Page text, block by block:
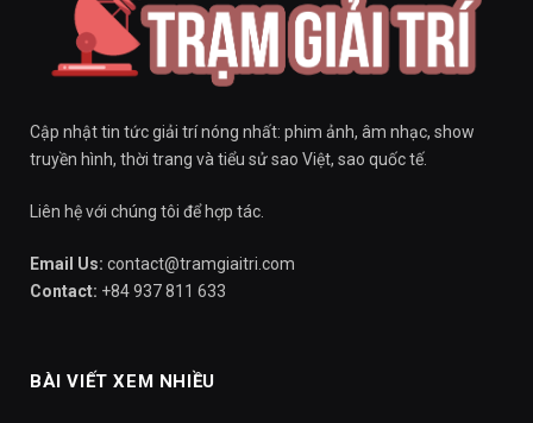
Cập nhật tin tức giải trí nóng nhất: phim ảnh, âm nhạc, show
truyền hình, thời trang và tiểu sử sao Việt, sao quốc tế.
Liên hệ với chúng tôi để hợp tác.
Email Us: contact@tramgiaitri.com
Contact: +84 937 811 633
BÀI VIẾT XEM NHIỀU